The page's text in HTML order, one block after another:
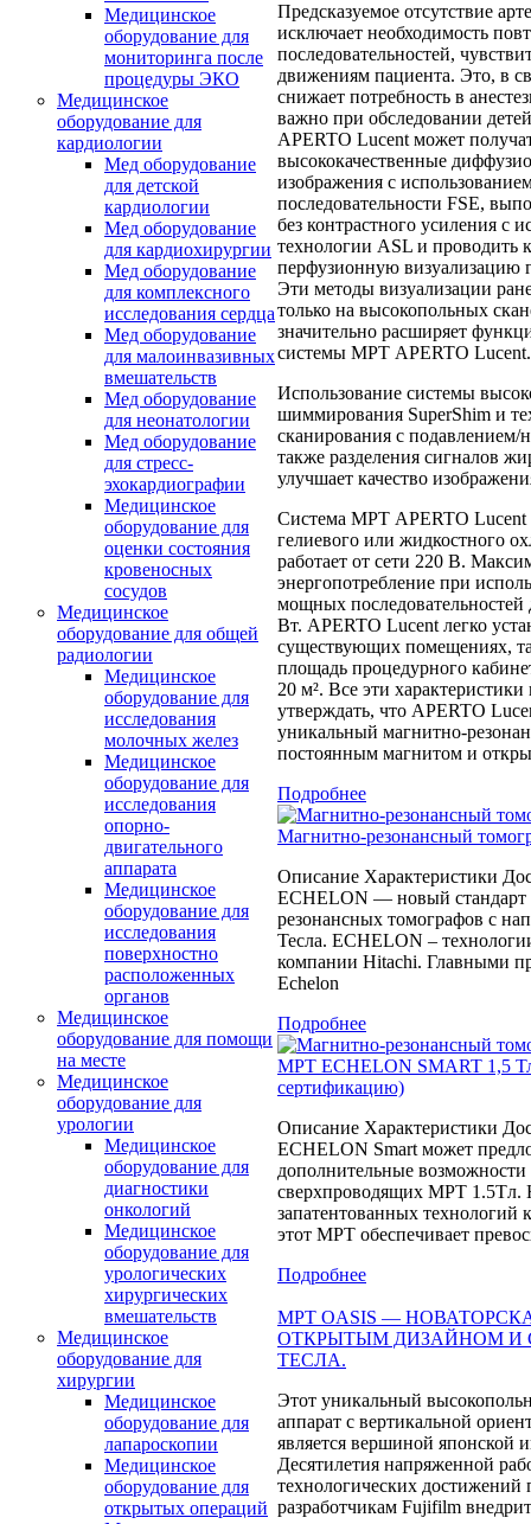
Медицинское
оборудование для
мониторинга после
процедуры ЭКО
Медицинское
оборудование для
кардиологии
Мед оборудование
для детской
кардиологии
Мед оборудование
для кардиохирургии
Мед оборудование
для комплексного
исследования сердца
Мед оборудование
для малоинвазивных
вмешательств
Мед оборудование
для неонатологии
Мед оборудование
для стресс-
эхокардиографии
Медицинское
оборудование для
оценки состояния
кровеносных
сосудов
Медицинское
оборудование для общей
радиологии
Медицинское
оборудование для
исследования
молочных желез
Медицинское
оборудование для
исследования
опорно-
двигательного
аппарата
Медицинское
оборудование для
исследования
поверхностно
расположенных
органов
Медицинское
оборудование для помощи
на месте
Медицинское
оборудование для
урологии
Медицинское
оборудование для
диагностики
онкологий
Медицинское
оборудование для
урологических
хирургических
вмешательств
Медицинское
оборудование для
хирургии
Медицинское
оборудование для
лапароскопии
Медицинское
оборудование для
открытых операций
Предсказуемое отсутствие
исключает необходимость
последовательностей,
движениям пациента. Это, в
снижает потребность в
важно при обследовании
APERTO Lucent может
высококачественные
изображения с
последовательности FSE,
без контрастного усиления с
технологии ASL и проводить
перфузионную визуализацию
Эти методы визуализации
только на высокопольных
значительно расширяет
системы МРТ APERTO Lucent.
Использование системы
шиммирования SuperShim и
сканирования с
также разделения сигналов
улучшает качество
Система МРТ APERTO Lucent
гелиевого или жидкостного
работает от сети 220 В.
энергопотребление при
мощных последовательностей
Вт. APERTO Lucent легко
существующих помещениях,
площадь процедурного
20 м². Все эти
утверждать, что APERTO
уникальный магнитно-
постоянным магнитом и
Подробнее
Магнитно-резонансный
Описание Характеристики
ECHELON — новый стандарт
резонансных томографов с
Тесла. ECHELON –
компании Hitachi. Главными
Echelon
Подробнее
МРТ ECHELON SMART 1,5
сертификацию)
Описание Характеристики
ECHELON Smart может
дополнительные возможности
сверхпроводящих МРТ 1.5Tл.
запатентованных технологий
этот МРТ обеспечивает
Подробнее
МРТ OASIS —
ОТКРЫТЫМ ДИЗАЙНОМ И
ТЕСЛА.
Этот уникальный
аппарат с вертикальной
является вершиной японской
Десятилетия напряженной
технологических достижений
разработчикам Fujifilm